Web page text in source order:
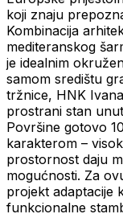
koji znaju
Kombinacija
mediteranskog
je idealnim
samom središtu
tržnice, HNK
prostrani stan
Površine gotovo
karakterom –
prostornost daju
mogućnosti. Za
projekt adaptacije
funkcionalne